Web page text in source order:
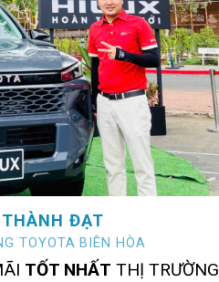
THÀNH ĐẠT
TOYOTA BIÊN HÒA
TỐT NHẤT THỊ TRƯỜNG